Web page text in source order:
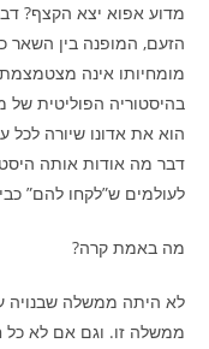
מדוע אפוא יצא הקצף?
הזעם, המופנה בין השאר
מומחיותו אינה
בהיסטוריה הפוליטית של
הוא את אדונו שיורה לכל
דבר מה אודות אותה
לעולמים ש”לקחו להם”
מה באמת קרה?
לא היתה ממשלה שבנויה
ממשלה זו. וגם אם לא כל